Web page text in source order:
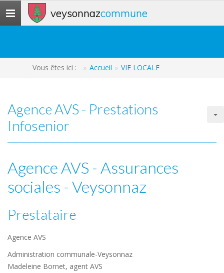
Toggle
navigation
veysonnazcommune
Vous êtes ici : Accueil VIE LOCALE
Agence AVS - Prestations
Infosenior
Agence AVS - Assurances
sociales - Veysonnaz
Prestataire
Agence AVS
Administration communale-Veysonnaz
Madeleine Bornet, agent AVS